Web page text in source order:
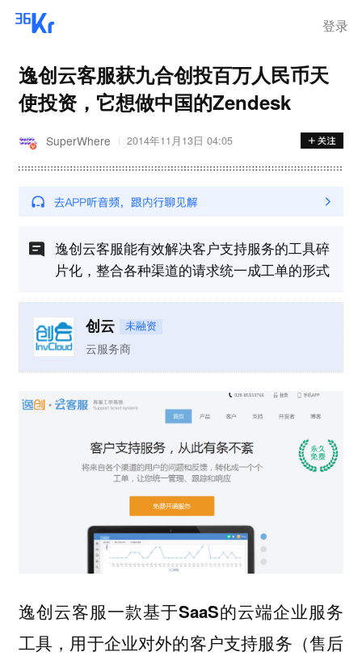
登录
逸创云客服获九合创投百万人民币天
使投资，它想做中国的Zendesk
SuperWhere 2014年11月13日 04:05
逸创云客服能有效解决客户支持服务的工具碎
片化，整合各种渠道的请求统一成工单的形式
创云 未融资
云服务商
逸创云客服一款基于SaaS的云端企业服务
工具，用于企业对外的客户支持服务（售后